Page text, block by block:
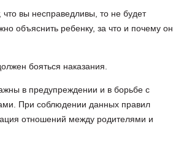
что вы несправедливы, то не будет
объяснить ребенку, за что и почему он
бояться наказания.
в предупреждении и в борьбе с
При соблюдении данных правил
отношений между родителями и